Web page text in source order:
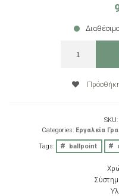
LILIPUT
Copper
SKU:
Categories: Εργαλεία
Tags: ballpoint